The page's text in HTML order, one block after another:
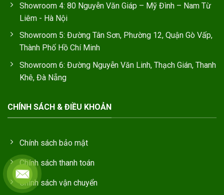
Showroom 4: 80 Nguyễn Văn Giáp – Mỹ Đình – Nam Từ
Liêm - Hà Nội
Showroom 5: Đường Tân Sơn, Phường 12, Quận Gò Vấp,
Thành Phố Hồ Chí Minh
Showroom 6: Đường Nguyễn Văn Linh, Thạch Gián, Thanh
Khê, Đà Nẵng
CHÍNH SÁCH & ĐIỀU KHOẢN
Chính sách bảo mật
Chính sách thanh toán
Chính sách vận chuyển